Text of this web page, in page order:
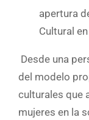
apertura
Cultural
Desde una
del modelo
culturales que
mujeres en la